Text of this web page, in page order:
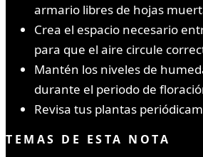
armario libres de hojas
Crea el espacio necesario
para que el aire circule
Mantén los niveles de
durante el periodo de
Revisa tus plantas
TEMAS DE ESTA NOTA